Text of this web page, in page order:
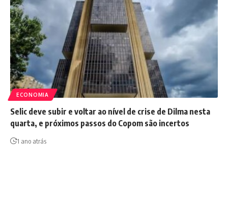
ECONOMIA
Selic deve subir e voltar ao nível de crise de Dilma nesta
quarta, e próximos passos do Copom são incertos
1 ano atrás